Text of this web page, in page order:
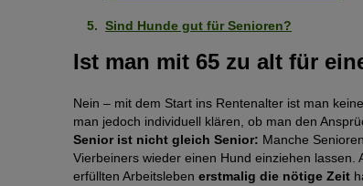
Sind Hunde gut für Senioren?
Ist man mit 65 zu alt für
Nein – mit dem Start ins Rentenalter ist man
man jedoch individuell klären, ob man den
Senior ist nicht gleich Senior: Manche
Vierbeiners wieder einen Hund einziehen
erfüllten Arbeitsleben erstmalig die nötige Zeit